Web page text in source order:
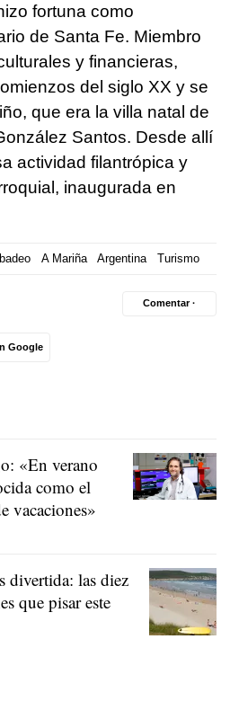
fortuna como
de Santa Fe. Miembro
y financieras,
del siglo XX y se
que era la villa natal de
Santos. Desde allí
actividad filantrópica y
inaugurada en
A Mariña Argentina Turismo
Google
Comentar ·
«En verano
como el
vacaciones»
divertida: las diez
que pisar este